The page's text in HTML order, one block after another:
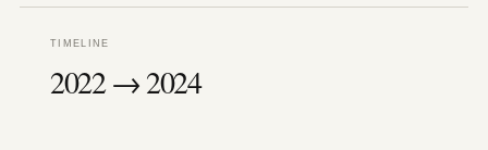
TIMELINE
2022 → 2024